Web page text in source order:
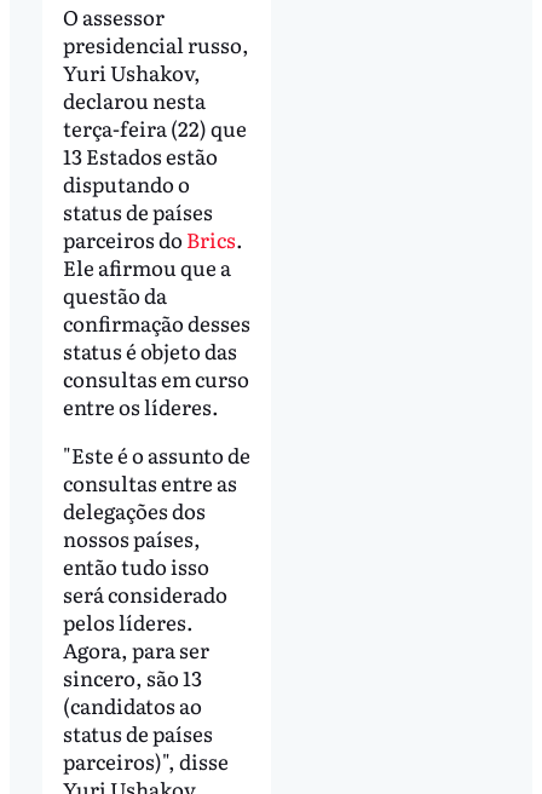
O assessor
presidencial russo,
Yuri Ushakov,
declarou nesta
terça-feira (22) que
13 Estados estão
disputando o
status de países
parceiros do Brics.
Ele afirmou que a
questão da
confirmação desses
status é objeto das
consultas em curso
entre os líderes.
"Este é o assunto de
consultas entre as
delegações dos
nossos países,
então tudo isso
será considerado
pelos líderes.
Agora, para ser
sincero, são 13
(candidatos ao
status de países
parceiros)", disse